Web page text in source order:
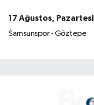
17 Ağustos, Pazartesi
Samsunspor - Göztepe